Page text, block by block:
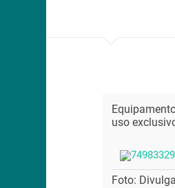
uso
Foto: